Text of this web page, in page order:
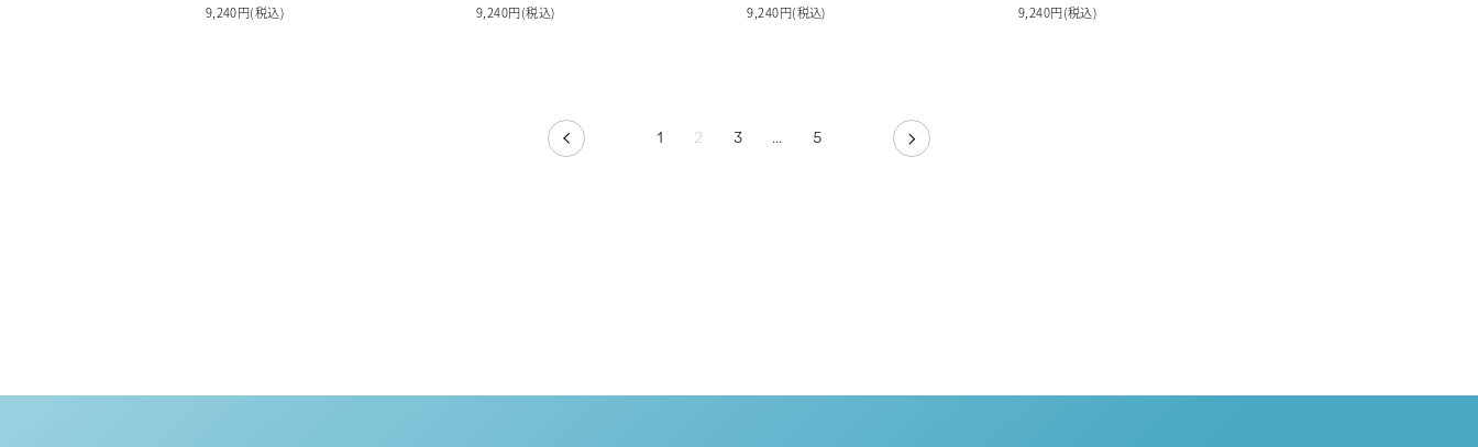
9,240円(税込) 9,240円(税込) 9,240円(税込) 9,240円(税込)
PREV 1 2 3 … 5 NEXT